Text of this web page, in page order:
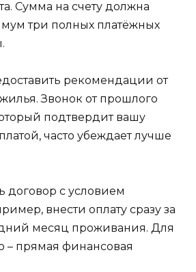
Сумма на счету должна
три полных платёжных
рекомендации от
Звонок от прошлого
подтвердит вашу
часто убеждает лучше
с условием
внести оплату сразу за
месяц проживания. Для
– прямая финансовая